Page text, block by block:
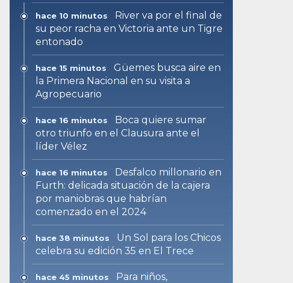
hace 10 minutos
River va por el final de
su peor racha en Victoria ante un Tigre
entonado
hace 15 minutos
Güemes busca aire en
la Primera Nacional en su visita a
Agropecuario
hace 16 minutos
Boca quiere sumar
otro triunfo en el Clausura ante el
líder Vélez
hace 16 minutos
Desfalco millonario en
Furth: delicada situación de la cajera
por maniobras que habrían
comenzado en el 2024
hace 38 minutos
Un Sol para los Chicos
celebra su edición 35 en El Trece
hace 45 minutos
Para niños,